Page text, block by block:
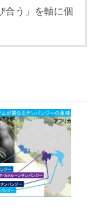
合う」を軸に個